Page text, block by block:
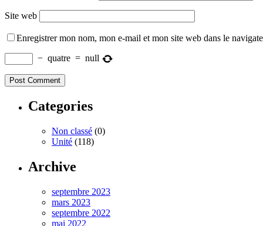
Site web
Enregistrer mon nom, mon e-mail et mon site web dans le
− quatre = null
Categories
Non classé (0)
Unité (118)
Archive
septembre 2023
mars 2023
septembre 2022
mai 2022